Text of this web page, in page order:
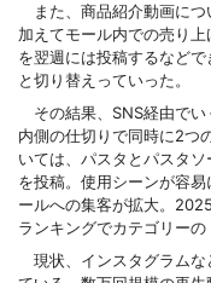
また、商品紹介動画につ
加えてモール内での売り
を翌週には投稿するなど
と切り替えっていった。
その結果、SNS経由でい
内側の仕切りで同時に2つ
いては、パスタとパスタ
を投稿。使用シーンが容
ールへの集客が拡大。
ランキングでカテゴリーの
現状、インスタグラムな